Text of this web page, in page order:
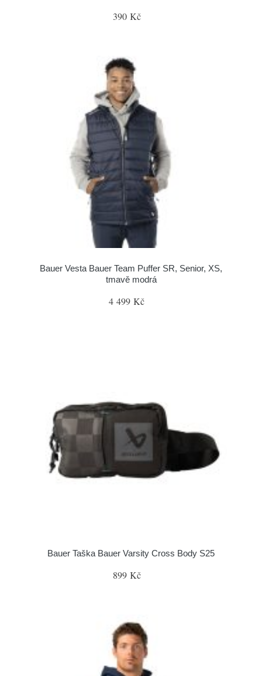
390 Kč
Bauer Vesta Bauer Team Puffer SR, Senior, XS,
tmavě modrá
4 499 Kč
Bauer Taška Bauer Varsity Cross Body S25
899 Kč